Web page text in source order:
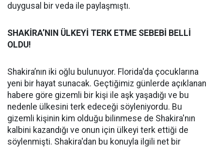
duygusal bir veda ile paylaşmıştı.
SHAKİRA’NIN ÜLKEYİ TERK ETME SEBEBİ BELLİ
OLDU!
Shakira’nın iki oğlu bulunuyor. Florida'da çocuklarına
yeni bir hayat sunacak. Geçtiğimiz günlerde açıklanan
habere göre gizemli bir kişi ile aşk yaşadığı ve bu
nedenle ülkesini terk edeceği söyleniyordu. Bu
gizemli kişinin kim olduğu bilinmese de Shakira'nın
kalbini kazandığı ve onun için ülkeyi terk ettiği de
söylenmişti. Shakira'dan bu konuyla ilgili net bir